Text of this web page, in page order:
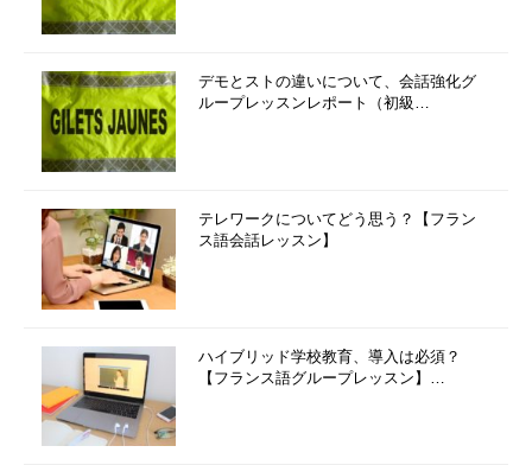
デモとストの違いについて、会話強化グ
ループレッスンレポート（初級…
テレワークについてどう思う？【フラン
ス語会話レッスン】
ハイブリッド学校教育、導入は必須？
【フランス語グループレッスン】…